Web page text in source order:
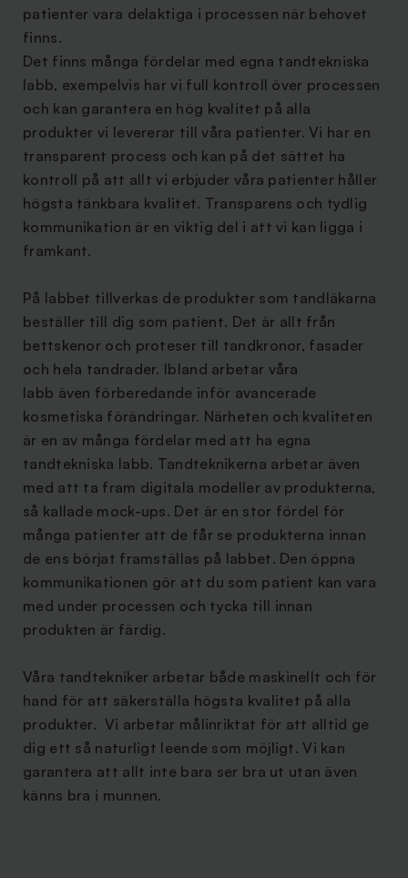
patienter vara delaktiga i processen när behovet
finns.
Det finns många fördelar med egna tandtekniska
labb, exempelvis har vi full kontroll över processen
och kan garantera en hög kvalitet på alla
produkter vi levererar till våra patienter. Vi har en
transparent process och kan på det sättet ha
kontroll på att allt vi erbjuder våra patienter håller
högsta tänkbara kvalitet. Transparens och tydlig
kommunikation är en viktig del i att vi kan ligga i
framkant.
På labbet tillverkas de produkter som tandläkarna
beställer till dig som patient. Det är allt från
bettskenor och proteser till tandkronor, fasader
och hela tandrader. Ibland arbetar våra
labb även förberedande inför avancerade
kosmetiska förändringar. Närheten och kvaliteten
är en av många fördelar med att ha egna
tandtekniska labb. Tandteknikerna arbetar även
med att ta fram digitala modeller av produkterna,
så kallade mock-ups. Det är en stor fördel för
många patienter att de får se produkterna innan
de ens börjat framställas på labbet. Den öppna
kommunikationen gör att du som patient kan vara
med under processen och tycka till innan
produkten är färdig.
Våra tandtekniker arbetar både maskinellt och för
hand för att säkerställa högsta kvalitet på alla
produkter. Vi arbetar målinriktat för att alltid ge
dig ett så naturligt leende som möjligt. Vi kan
garantera att allt inte bara ser bra ut utan även
känns bra i munnen.